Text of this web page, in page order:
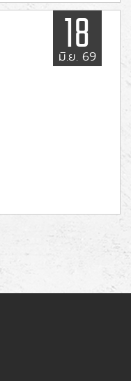
18
มิ.ย. 69